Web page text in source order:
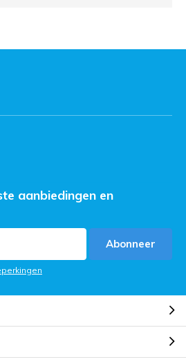
aanbiedingen en
Abonneer